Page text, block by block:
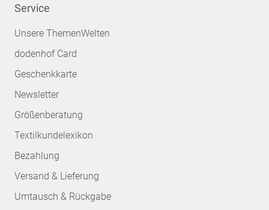
Service
Unsere ThemenWelten
dodenhof Card
Geschenkkarte
Newsletter
Größenberatung
Textilkundelexikon
Bezahlung
Versand & Lieferung
Umtausch & Rückgabe